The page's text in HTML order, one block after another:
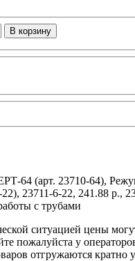
В корзину
64 (арт. 23710-64),
22), 23711-6-22, 241.88 р.,
с трубами
ситуацией цены
пожалуйста у
отгружаются кратно